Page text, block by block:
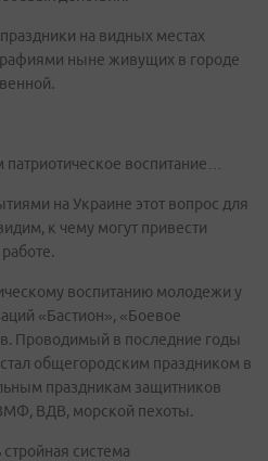
на видных местах
ныне живущих в городе
воспитание…
на Украине этот вопрос для
к чему могут привести
воспитанию молодежи у
«Бастион», «Боевое
Проводимый в последние годы
общегородским праздником в
праздникам защитников
ВДВ, морской пехоты.
система